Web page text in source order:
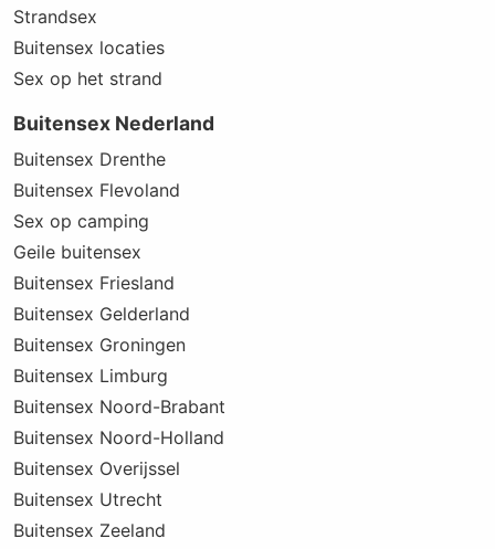
Strandsex
Buitensex locaties
Sex op het strand
Buitensex Nederland
Buitensex Drenthe
Buitensex Flevoland
Sex op camping
Geile buitensex
Buitensex Friesland
Buitensex Gelderland
Buitensex Groningen
Buitensex Limburg
Buitensex Noord-Brabant
Buitensex Noord-Holland
Buitensex Overijssel
Buitensex Utrecht
Buitensex Zeeland